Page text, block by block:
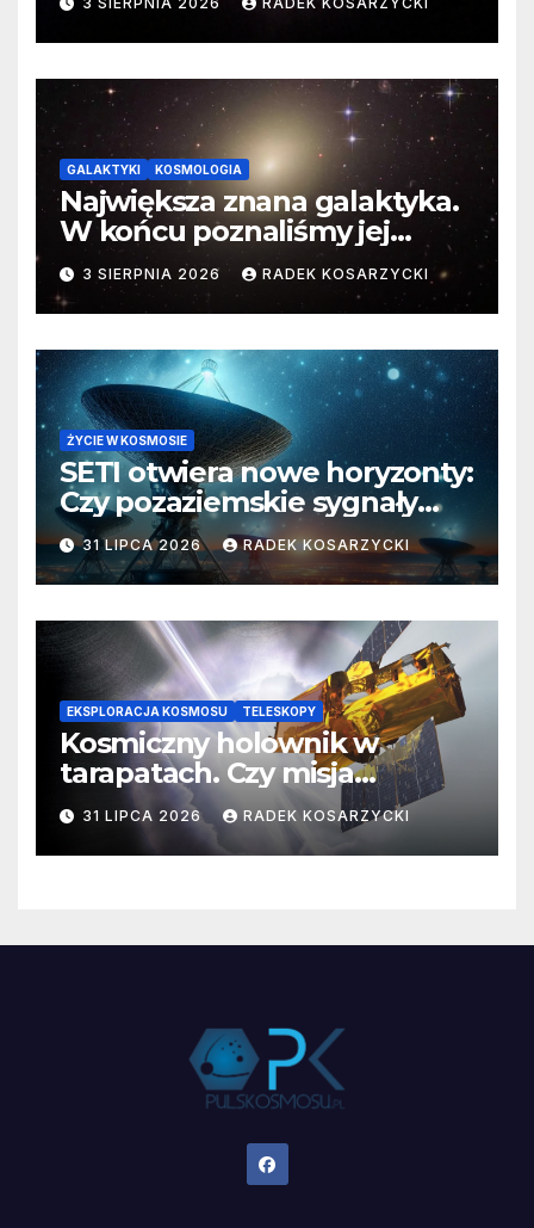
GALAKTYKI KOSMOLOGIA
Największa znana galaktyka.
W końcu poznaliśmy jej
faktyczne wymiary
3 SIERPNIA 2026 RADEK KOSARZYCKI
ŻYCIE W KOSMOSIE
SETI otwiera nowe horyzonty:
Czy pozaziemskie sygnały
czekają w nieoczekiwanych
miejscach?
31 LIPCA 2026 RADEK KOSARZYCKI
EKSPLORACJA KOSMOSU TELESKOPY
Kosmiczny holownik w
tarapatach. Czy misja
ratowania Teleskopu Swift
jest zagrożona?
31 LIPCA 2026 RADEK KOSARZYCKI